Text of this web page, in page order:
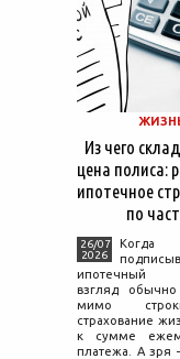
Из чего
цена полиса:
ипотечное
по
26/07
2026
Когда
ипотечный
взгляд обычно
мимо
страхование
к сумме
платежа. А зря